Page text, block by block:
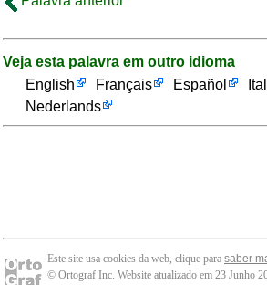
Veja esta palavra em outro idioma
English
Français Español
Nederlands
Este site usa cookies da web, clique para saber
© Ortograf Inc. Website atualizado em 23 Junho